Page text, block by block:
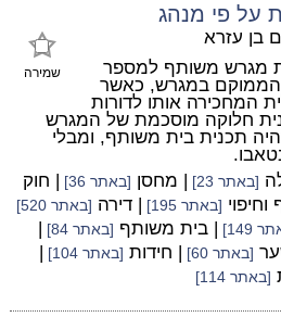
על פי מנהג
שמירה
בן עזרא
מגרש משותף למספר
הממוקם במגרש, כאשר
המחכירה אותו לדורות
חלוקה מוסכמת של המגרש
תכנית בית משותף, ומבלי
[באתר 23] | מחסן [באתר 36]
| חוק
וחיפוי [באתר 195] | דירה [באתר 520]
149] | בית משותף [באתר 84]
|
[באתר 60] | חידות [באתר 104]
|
[באתר 114]